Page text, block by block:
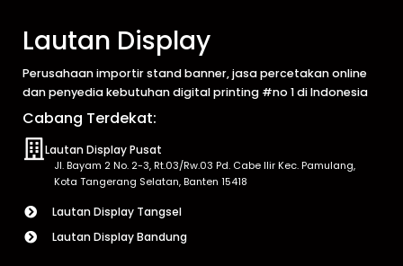
Lautan Display
Perusahaan importir stand banner, jasa percetakan online
dan penyedia kebutuhan digital printing #no 1 di Indonesia
Cabang Terdekat:
Lautan Display Pusat
Jl. Bayam 2 No. 2-3, Rt.03/Rw.03 Pd. Cabe Ilir Kec. Pamulang,
Kota Tangerang Selatan, Banten 15418
Lautan Display Tangsel
Lautan Display Bandung